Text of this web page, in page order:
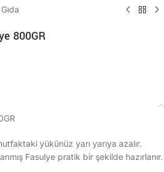
800GR
yükünüz yarı yarıya azalır.
Fasulye pratik bir şekilde hazırlanır.